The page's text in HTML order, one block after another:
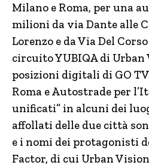
Milano e Roma, per una
milioni da via Dante alle
Lorenzo e da Via Del
circuito YUBIQA di
posizioni digitali di GO
Roma e Autostrade per
unificati” in alcuni dei
affollati delle due città
e i nomi dei protagonisti
Factor, di cui Urban